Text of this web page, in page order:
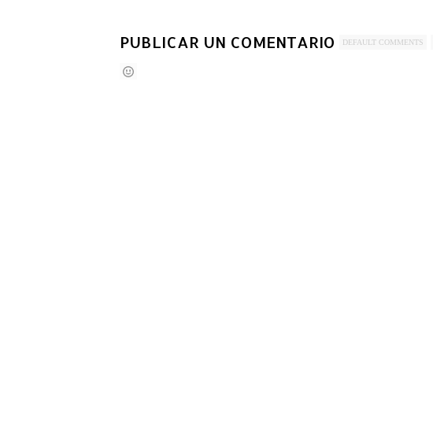
PUBLICAR UN COMENTARIO DEFAULT COMMENTS